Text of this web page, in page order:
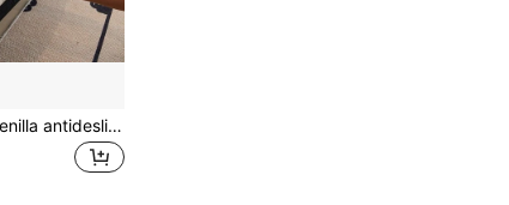
Funda de sofá de chenilla antideslizante para las 4 estaciones, cojín grueso, manta cálida, respaldo, apoyabrazos, alfombrilla para mascotas, almohadilla protectora para sofá de dormitorio/oficina, alfombra decorativa para sofá de 1/2/3/4 plazas, 1 pieza